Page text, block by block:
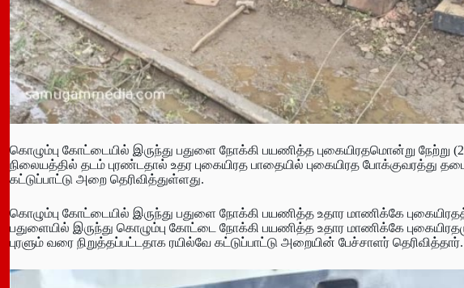
கொழும்பு கோட்டையில் இருந்து பதுளை நோக்கி பயணித்த புகையிரதமொன்று நேற்று
நிலையத்தில் தடம் புரண்டதால் உதர புகையிரத பாதையில் புகையிரத போக்குவரத்து
கட்டுப்பாட்டு அறை தெரிவித்துள்ளது.
கொழும்பு கோட்டையில் இருந்து பதுளை நோக்கி பயணித்த உதார மாணிக்கே
பதுளையில் இருந்து கொழும்பு கோட்டை நோக்கி பயணித்த உதார மாணிக்கே
புரளும் வரை நிறுத்தப்பட்டதாக ரயில்வே கட்டுப்பாட்டு அறையின் பேச்சாளர் தெரிவித்தார்.